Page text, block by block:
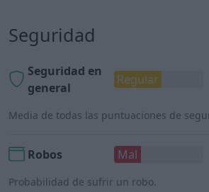
Seguridad
Seguridad en
general
Regular
Media de todas las puntuaciones de
Robos Mal
Probabilidad de sufrir un robo.